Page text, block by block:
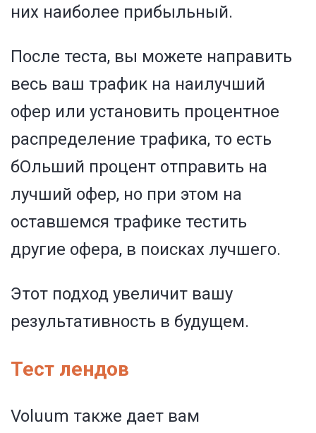
них наиболее прибыльный.
После теста, вы можете направить
весь ваш трафик на наилучший
офер или установить процентное
распределение трафика, то есть
бОльший процент отправить на
лучший офер, но при этом на
оставшемся трафике тестить
другие офера, в поисках лучшего.
Этот подход увеличит вашу
результативность в будущем.
Тест лендов
Voluum также дает вам